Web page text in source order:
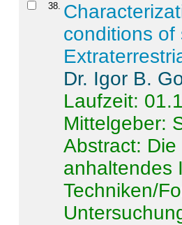
38.
conditions of
Dr. Igor B.
Laufzeit:
Mittelgeber:
Abstract:
anhaltendes
Techniken/